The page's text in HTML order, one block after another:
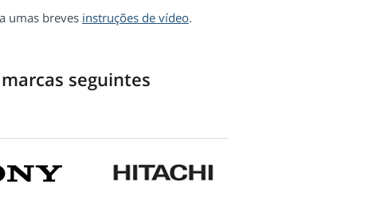
umas breves instruções de vídeo.
seguintes